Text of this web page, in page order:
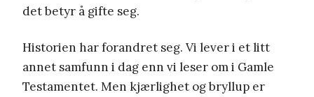
det betyr å gifte seg.
Historien har forandret seg. Vi lever i et litt
annet samfunn i dag enn vi leser om i Gamle
Testamentet. Men kjærlighet og bryllup er